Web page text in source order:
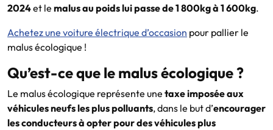
2024et le malus au poids lui passe de 1 800kg à 1 600kg.
Achetez une voiture électrique d’occasion pour pallier le
malus écologique !
Qu’est-ce que le malus écologique ?
Le malus écologique représente une taxe imposée aux
véhicules neufs les plus polluants, dans le but d’encourager
les conducteurs à opter pour des véhicules plus